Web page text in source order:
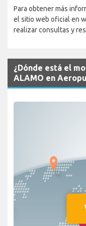
Para obtener más
el sitio web oficial en
realizar consultas y
¿Dónde está el
ALAMO en